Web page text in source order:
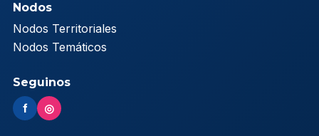
Nodos
Nodos Territoriales
Nodos Temáticos
Seguinos
f ◎